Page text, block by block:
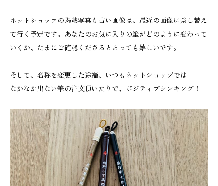
ネットショップの掲載写真も古い画像は、最近の画像に差し替え
て行く予定です。あなたのお気に入りの筆がどのように変わって
いくか、たまにご確認くださるととっても嬉しいです。
そして、名称を変更した途端、いつもネットショップでは
なかなか出ない筆の注文頂いたりで、ポジティブシンキング！